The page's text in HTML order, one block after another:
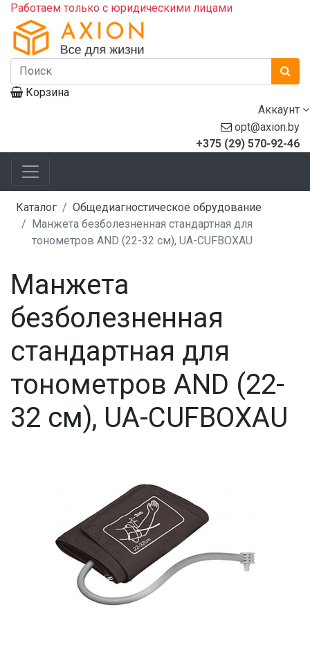
Работаем только с юридическими лицами
Корзина
Аккаунт
opt@axion.by
+375 (29) 570-92-46
Каталог
Общедиагностическое обрудование
Манжета безболезненная стандартная для
тонометров AND (22-32 см), UA-CUFBOXAU
Манжета
безболезненная
стандартная для
тонометров AND (22-
32 см), UA-CUFBOXAU